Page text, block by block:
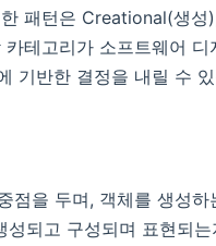
패턴은 Creational(생
테고리가 소프트웨어
기반한 결정을 내릴 수
점을 두며, 객체를 생성
되고 구성되며 표현되